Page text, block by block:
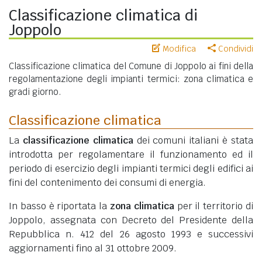
Classificazione climatica di
Joppolo
Modifica Condividi
Classificazione climatica del Comune di Joppolo ai fini della
regolamentazione degli impianti termici: zona climatica e
gradi giorno.
Classificazione climatica
La classificazione climaticadei comuni italiani è stata
introdotta per regolamentare il funzionamento ed il
periodo di esercizio degli impianti termici degli edifici ai
fini del contenimento dei consumi di energia.
In basso è riportata la zona climaticaper il territorio di
Joppolo, assegnata con Decreto del Presidente della
Repubblica n. 412 del 26 agosto 1993 e successivi
aggiornamenti fino al 31 ottobre 2009.